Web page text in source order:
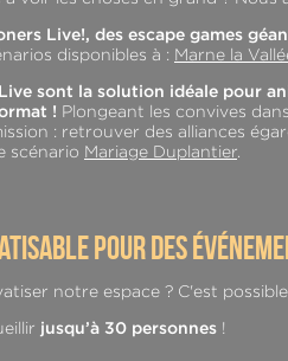
Live!, des escape games
disponibles à : Marne la
sont la solution idéale pour
! Plongeant les convives
: retrouver des alliances
scénario Mariage Duplantier.
pour des
notre espace ? C'est
jusqu’à 30 personnes !